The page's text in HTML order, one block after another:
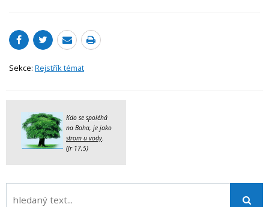
Sekce: Rejstřík témat
Kdo se spoléhá
na Boha, je jako
strom u vody.
(Jr 17,5)